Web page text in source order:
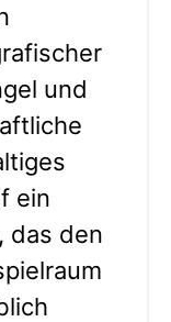
und
ein
das den